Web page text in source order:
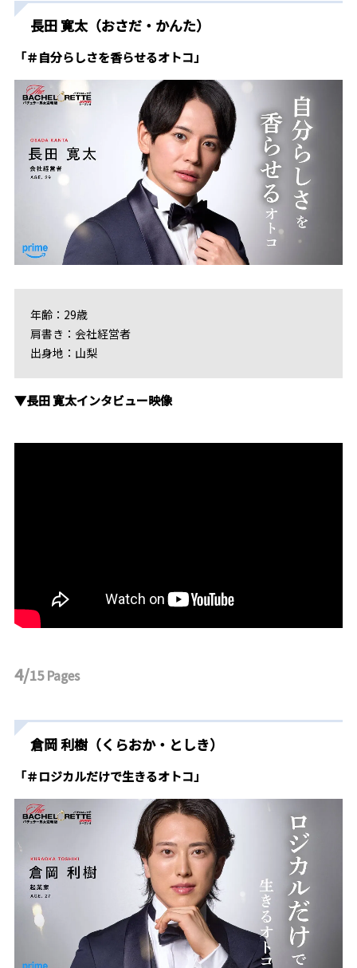
長田 寛太（おさだ・かんた）
「＃自分らしさを香らせるオトコ」
年齢：29歳
肩書き：会社経営者
出身地：山梨
▼長田 寛太インタビュー映像
4/15Pages
倉岡 利樹（くらおか・としき）
「＃ロジカルだけで生きるオトコ」